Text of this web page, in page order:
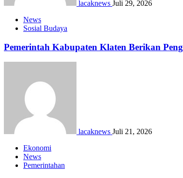
lacaknews Juli 29, 2026
News
Sosial Budaya
Pemerintah Kabupaten Klaten Berikan
lacaknews Juli 21, 2026
Ekonomi
News
Pemerintahan